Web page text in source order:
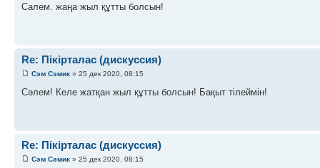
Салем. жаңа жыл құтты болсын!
Re: Пікірталас (дискуссия)
Сэм Сэмик » 25 дек 2020, 08:15
Сәлем! Келе жатқан жыл құтты болсын! Бақыт тілеймін!
Re: Пікірталас (дискуссия)
Сэм Сэмик » 25 дек 2020, 08:15